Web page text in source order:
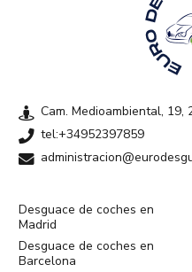
Cam. Medioambiental, 19,
tel:+34952397859
Desguace de coches en
Madrid
Desguace de coches en
Barcelona